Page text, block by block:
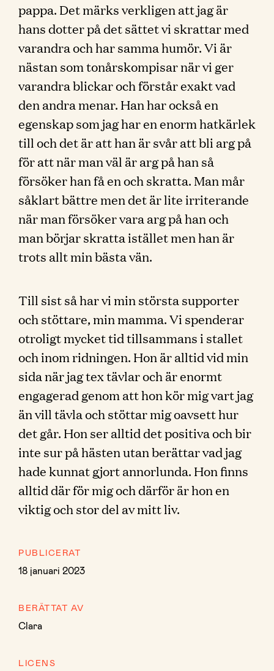
pappa. Det märks verkligen att jag är
hans dotter på det sättet vi skrattar med
varandra och har samma humör. Vi är
nästan som tonårskompisar när vi ger
varandra blickar och förstår exakt vad
den andra menar. Han har också en
egenskap som jag har en enorm hatkärlek
till och det är att han är svår att bli arg på
för att när man väl är arg på han så
försöker han få en och skratta. Man mår
såklart bättre men det är lite irriterande
när man försöker vara arg på han och
man börjar skratta istället men han är
trots allt min bästa vän.
Till sist så har vi min största supporter
och stöttare, min mamma. Vi spenderar
otroligt mycket tid tillsammans i stallet
och inom ridningen. Hon är alltid vid min
sida när jag tex tävlar och är enormt
engagerad genom att hon kör mig vart jag
än vill tävla och stöttar mig oavsett hur
det går. Hon ser alltid det positiva och bir
inte sur på hästen utan berättar vad jag
hade kunnat gjort annorlunda. Hon finns
alltid där för mig och därför är hon en
viktig och stor del av mitt liv.
PUBLICERAT
18 januari 2023
BERÄTTAT AV
Clara
LICENS